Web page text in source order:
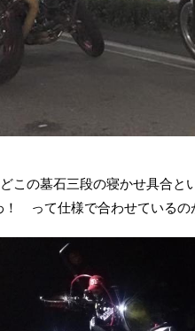
の墓石三段の寝かせ具合と
！ って仕様で合わせているの